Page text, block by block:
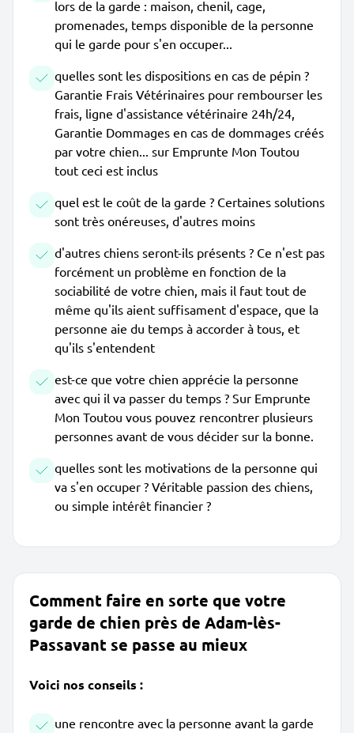
lors de la garde : maison, chenil, cage,
promenades, temps disponible de la personne
qui le garde pour s'en occuper...
quelles sont les dispositions en cas de pépin ?
Garantie Frais Vétérinaires pour rembourser les
frais, ligne d'assistance vétérinaire 24h/24,
Garantie Dommages en cas de dommages créés
par votre chien... sur Emprunte Mon Toutou
tout ceci est inclus
quel est le coût de la garde ? Certaines solutions
sont très onéreuses, d'autres moins
d'autres chiens seront-ils présents ? Ce n'est pas
forcément un problème en fonction de la
sociabilité de votre chien, mais il faut tout de
même qu'ils aient suffisament d'espace, que la
personne aie du temps à accorder à tous, et
qu'ils s'entendent
est-ce que votre chien apprécie la personne
avec qui il va passer du temps ? Sur Emprunte
Mon Toutou vous pouvez rencontrer plusieurs
personnes avant de vous décider sur la bonne.
quelles sont les motivations de la personne qui
va s'en occuper ? Véritable passion des chiens,
ou simple intérêt financier ?
Comment faire en sorte que votre
garde de chien près de Adam-lès-
Passavant se passe au mieux
Voici nos conseils :
une rencontre avec la personne avant la garde